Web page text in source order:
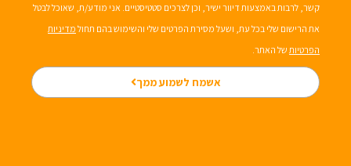
קשר, לרבות באמצעות דיוור ישיר, וכן לצרכים סטטיסטיים. אני מודע/ת, שאוכל לבטל
את הרישום שלי בכל עת, ושעל מסירת הפרטים שלי והשימוש בהם תחול מדיניות
הפרטיות של האתר.
אשמח לשמוע ממך